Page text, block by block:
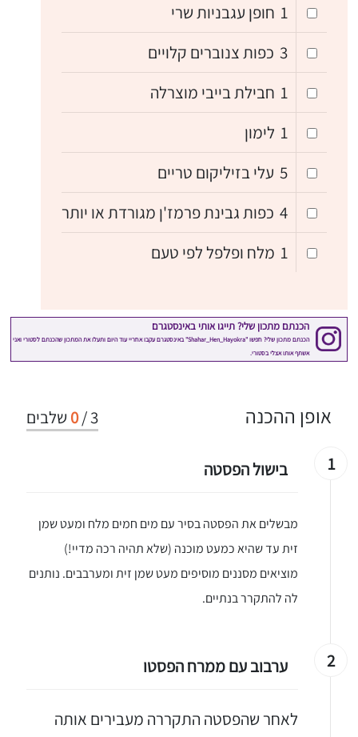
1 חופן עגבניות שרי
3 כפות צנוברים קלויים
1 חבילת בייבי מוצרלה
1 לימון
5 עלי בזיליקום טריים
4 כפות גבינת פרמז'ן מגורדת או יותר
1 מלח ופלפל לפי טעם
3
/
0 שלבים אופן ההכנה
1 בישול הפסטה
מבשלים את הפסטה בסיר עם מים חמים מלח ומעט שמן
זית עד שהיא כמעט מוכנה (שלא תהיה רכה מדיי!)
מוציאים מסננים מוסיפים מעט שמן זית ומערבבים. נותנים
לה להתקרר בנתיים.
2 ערבוב עם ממרח הפסטו
לאחר שהפסטה התקררה מעבירים אותה